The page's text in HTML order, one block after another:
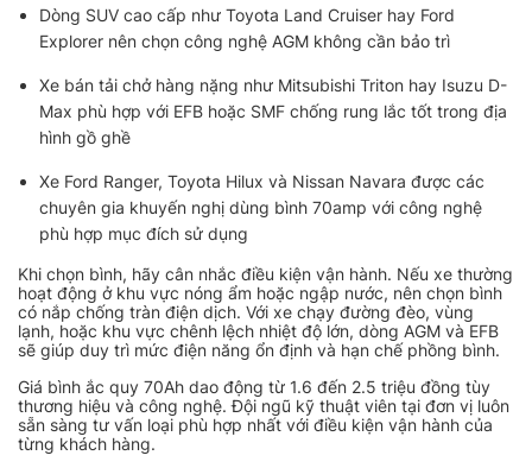
Dòng SUV cao cấp như Toyota Land Cruiser hay Ford
Explorer nên chọn công nghệ AGM không cần bảo trì
Xe bán tải chở hàng nặng như Mitsubishi Triton hay Isuzu D-
Max phù hợp với EFB hoặc SMF chống rung lắc tốt trong địa
hình gồ ghề
Xe Ford Ranger, Toyota Hilux và Nissan Navara được các
chuyên gia khuyến nghị dùng bình 70amp với công nghệ
phù hợp mục đích sử dụng
Khi chọn bình, hãy cân nhắc điều kiện vận hành. Nếu xe thường
hoạt động ở khu vực nóng ẩm hoặc ngập nước, nên chọn bình
có nắp chống tràn điện dịch. Với xe chạy đường đèo, vùng
lạnh, hoặc khu vực chênh lệch nhiệt độ lớn, dòng AGM và EFB
sẽ giúp duy trì mức điện năng ổn định và hạn chế phồng bình.
Giá bình ắc quy 70Ah dao động từ 1.6 đến 2.5 triệu đồng tùy
thương hiệu và công nghệ. Đội ngũ kỹ thuật viên tại đơn vị luôn
sẵn sàng tư vấn loại phù hợp nhất với điều kiện vận hành của
từng khách hàng.